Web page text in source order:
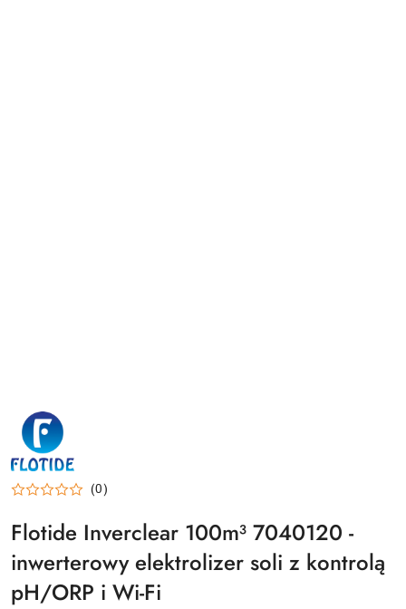
FLOTIDE-
LOGO
(0)
Flotide Inverclear 100m³ 7040120 -
inwerterowy elektrolizer soli z kontrolą
pH/ORP i Wi-Fi